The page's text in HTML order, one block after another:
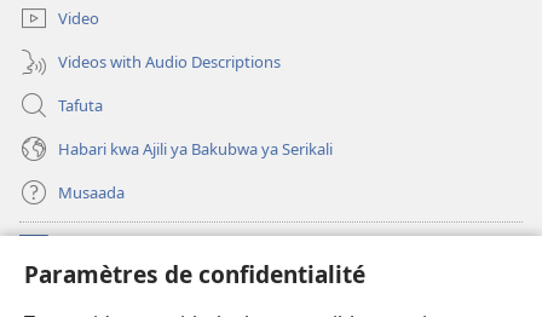
Paramètres de confidentialité
Video
Videos with Audio Descriptions
Tafuta
Habari kwa Ajili ya Bakubwa ya Serikali
Musaada
(opens
new